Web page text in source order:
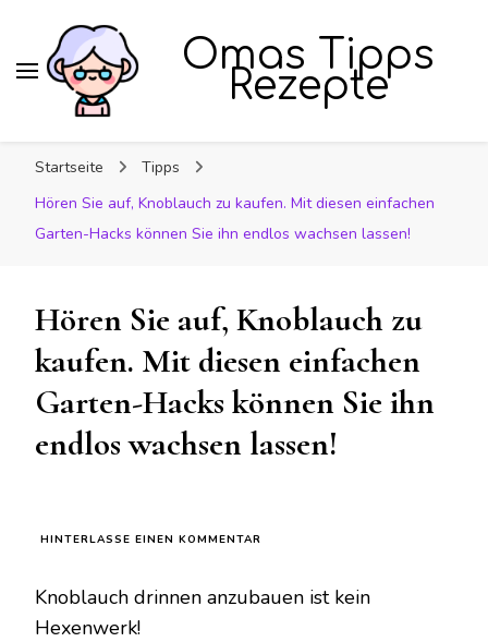
Omas Tipps
Rezepte
Startseite
Tipps
Hören Sie auf, Knoblauch zu kaufen. Mit diesen einfachen
Garten-Hacks können Sie ihn endlos wachsen lassen!
Hören Sie auf, Knoblauch zu
kaufen. Mit diesen einfachen
Garten-Hacks können Sie ihn
endlos wachsen lassen!
HINTERLASSE EINEN KOMMENTAR
AUF,
Knoblauch drinnen anzubauen ist kein
Hexenwerk!